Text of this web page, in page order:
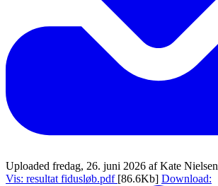
Uploaded fredag, 26. juni 2026 af Kate Nielsen
Vis: resultat fidusløb.pdf [86.6Kb] Download: